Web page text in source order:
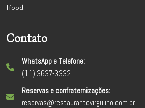
Ifood.
Contato
WhatsApp e Telefone:
(11) 3637-3332
Reservas e confraternizações:
reservas@restaurantevirgulino.com.br